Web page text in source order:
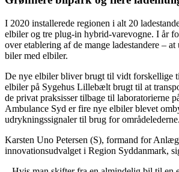
I 2020 installerede regionen i alt 20
elbiler og tre plug-in hybrid-varevogne. I år
over etablering af de mange ladestandere –
biler med elbiler.
De nye elbiler bliver brugt til vidt forskellige
elbiler på Sygehus Lillebælt brugt til at
de privat praksisser tilbage til laboratorierne
Ambulance Syd er fire nye elbiler blevet
udrykningssignaler til brug for områdelederne.
Karsten Uno Petersen (S), formand for
innovationsudvalget i Region Syddanmark,